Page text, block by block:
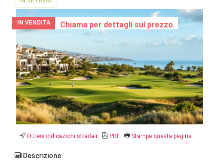
IN VENDITA Chiama per dettagli sul prezzo
Ottieni indicazioni stradali PDF Stampa questa pagina
Descrizione